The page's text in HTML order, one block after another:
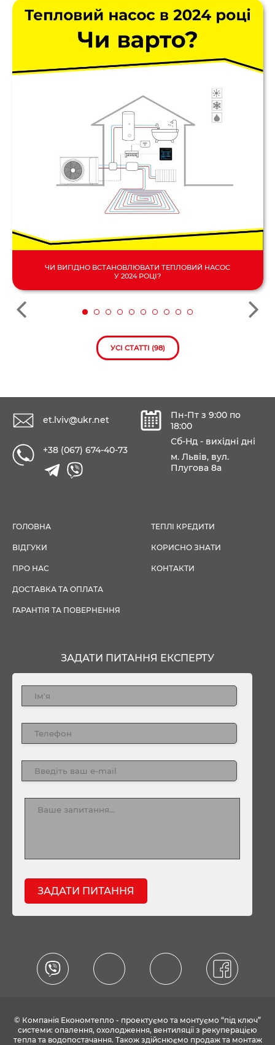
ЧИ ВИГІДНО ВСТАНОВЛЮВАТИ ТЕПЛОВИЙ НАСОС
У 2024 РОЦІ?
УСІ СТАТТІ (98)
et.lviv@ukr.net
+38 (067) 674-40-73
Пн-Пт з 9:00 по
18:00
Сб-Нд - вихідні дні
м. Львів, вул.
Плугова 8а
ГОЛОВНА
ВІДГУКИ
ПРО НАС
ДОСТАВКА ТА ОПЛАТА
ГАРАНТІЯ ТА ПОВЕРНЕННЯ
ТЕПЛІ КРЕДИТИ
КОРИСНО ЗНАТИ
КОНТАКТИ
ЗАДАТИ ПИТАННЯ ЕКСПЕРТУ
ЗАДАТИ ПИТАННЯ
© Компанія Економтепло - проектуємо та монтуємо “під ключ”
системи: опалення, охолодження, вентиляції з рекуперацією
тепла та водопостачання. Також здійснюємо продаж та монтаж